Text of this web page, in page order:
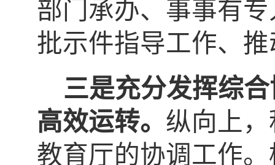
部门承办、事事有
批示件指导工作、
三是充分发挥综
高效运转。 纵向上
教育厅的协调工作